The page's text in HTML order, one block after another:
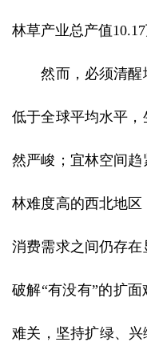
林草产业总产值10.17
然而，必须清醒
低于全球平均水平
然严峻；宜林空间
林难度高的西北地
消费需求之间仍存
破解“有没有”的扩
难关，坚持扩绿、